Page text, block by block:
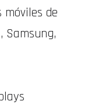
de
Samsung,